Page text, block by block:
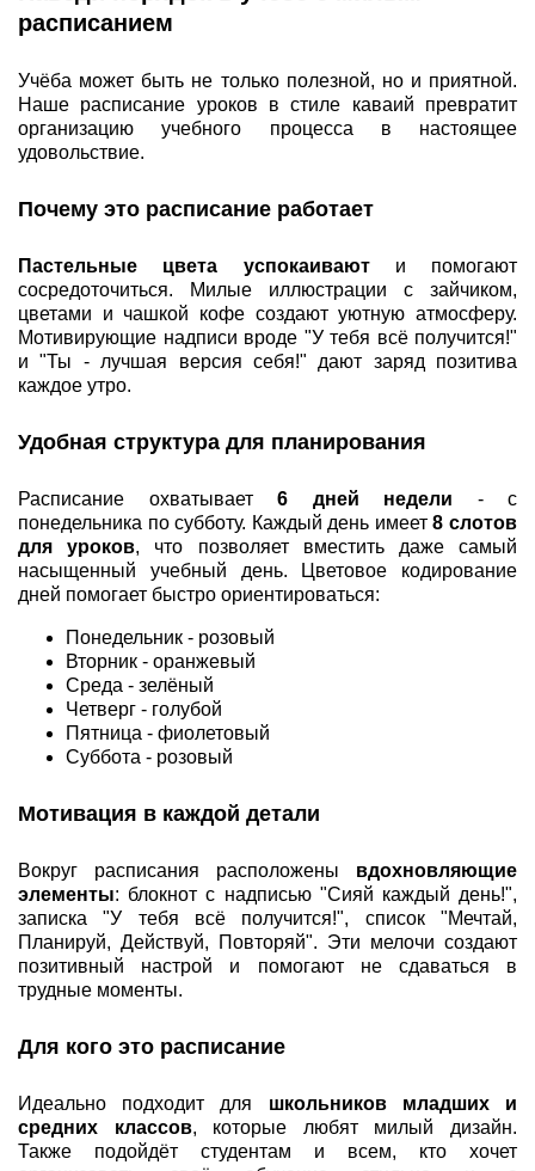
расписанием
Учёба может быть не только полезной, но и приятной.
Наше расписание уроков в стиле каваий превратит
организацию учебного процесса в настоящее
удовольствие.
Почему это расписание работает
Пастельные цвета успокаиваюти помогают
сосредоточиться. Милые иллюстрации с зайчиком,
цветами и чашкой кофе создают уютную атмосферу.
Мотивирующие надписи вроде "У тебя всё получится!"
и "Ты - лучшая версия себя!" дают заряд позитива
каждое утро.
Удобная структура для планирования
Расписание охватывает 6 дней недели - с
понедельника по субботу. Каждый день имеет8 слотов
для уроков, что позволяет вместить даже самый
насыщенный учебный день. Цветовое кодирование
дней помогает быстро ориентироваться:
Понедельник - розовый
Вторник - оранжевый
Среда - зелёный
Четверг - голубой
Пятница - фиолетовый
Суббота - розовый
Мотивация в каждой детали
Вокруг расписания расположены вдохновляющие
элементы: блокнот с надписью "Сияй каждый день!",
записка "У тебя всё получится!", список "Мечтай,
Планируй, Действуй, Повторяй". Эти мелочи создают
позитивный настрой и помогают не сдаваться в
трудные моменты.
Для кого это расписание
Идеально подходит для школьников младших и
средних классов, которые любят милый дизайн.
Также подойдёт студентам и всем, кто хочет